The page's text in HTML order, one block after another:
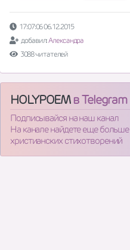
17:07:06 06.12.2015
добавил:Александра
3088 читателей
HOLYPOEMв Telegram
Подписывайся на наш канал
На канале найдете еще больше
христианских стихотворений